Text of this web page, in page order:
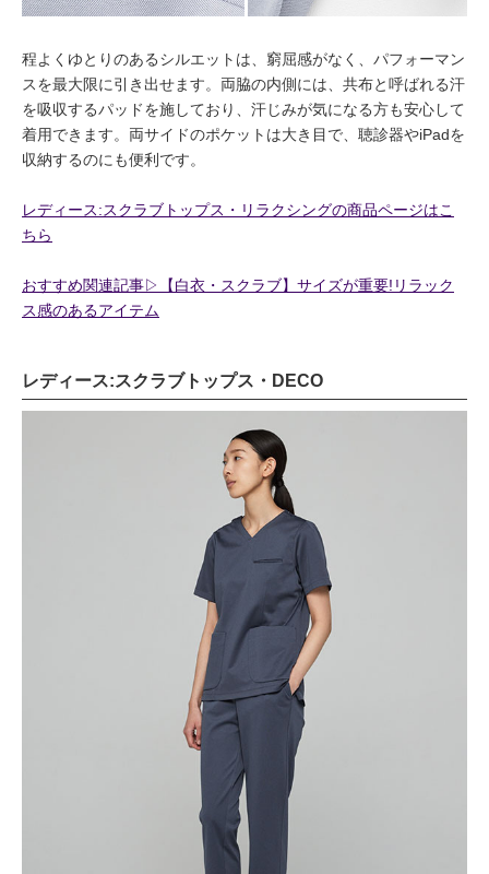
程よくゆとりのあるシルエットは、窮屈感がなく、パフォーマン
スを最大限に引き出せます。両脇の内側には、共布と呼ばれる汗
を吸収するパッドを施しており、汗じみが気になる方も安心して
着用できます。両サイドのポケットは大き目で、聴診器やiPadを
収納するのにも便利です。
レディース:スクラブトップス・リラクシングの商品ページはこ
ちら
おすすめ関連記事▷【白衣・スクラブ】サイズが重要!リラック
ス感のあるアイテム
レディース:スクラブトップス・DECO